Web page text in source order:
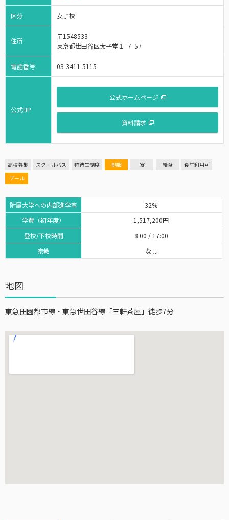
区分 女子校
住所
〒1548533
東京都世田谷区太子堂１-７-57
電話番号 03-3411-5115
公式HP
公式ホームページ
資料請求
高校募集 スクールバス 特待生制度 制服 寮 給食
食堂利用可
プール
附属大学への内部進学率
学費（初年度）
登校/下校時間
宗教
32%
1,517,200円
8:00 / 17:00
なし
地図
東急田園都市線・東急世田谷線「三軒茶屋」徒歩7分